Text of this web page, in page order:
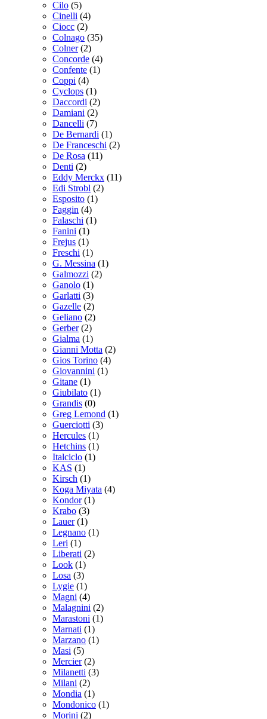
Cilo (5)
Cinelli (4)
Ciocc (2)
Colnago (35)
Colner (2)
Concorde (4)
Confente (1)
Coppi (4)
Cyclops (1)
Daccordi (2)
Damiani (2)
Dancelli (7)
De Bernardi (1)
De Franceschi (2)
De Rosa (11)
Denti (2)
Eddy Merckx (11)
Edi Strobl (2)
Esposito (1)
Faggin (4)
Falaschi (1)
Fanini (1)
Frejus (1)
Freschi (1)
G. Messina (1)
Galmozzi (2)
Ganolo (1)
Garlatti (3)
Gazelle (2)
Geliano (2)
Gerber (2)
Gialma (1)
Gianni Motta (2)
Gios Torino (4)
Giovannini (1)
Gitane (1)
Giubilato (1)
Grandis (0)
Greg Lemond (1)
Guerciotti (3)
Hercules (1)
Hetchins (1)
Italciclo (1)
KAS (1)
Kirsch (1)
Koga Miyata (4)
Kondor (1)
Krabo (3)
Lauer (1)
Legnano (1)
Leri (1)
Liberati (2)
Look (1)
Losa (3)
Lygie (1)
Magni (4)
Malagnini (2)
Marastoni (1)
Marnati (1)
Marzano (1)
Masi (5)
Mercier (2)
Milanetti (3)
Milani (2)
Mondia (1)
Mondonico (1)
Morini (2)